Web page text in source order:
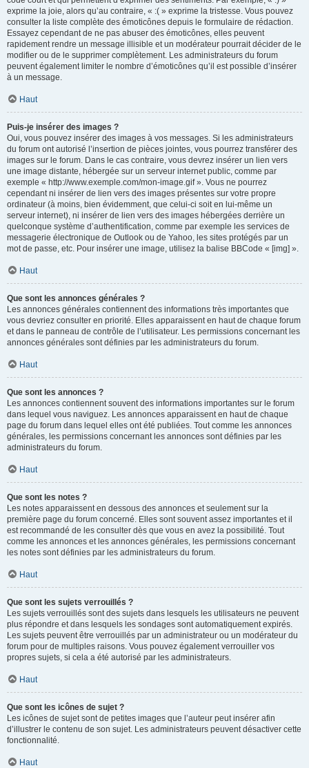
exprime la joie, alors qu’au contraire, « :( » exprime la tristesse. Vous pouvez
consulter la liste complète des émoticônes depuis le formulaire de rédaction.
Essayez cependant de ne pas abuser des émoticônes, elles peuvent
rapidement rendre un message illisible et un modérateur pourrait décider de le
modifier ou de le supprimer complètement. Les administrateurs du forum
peuvent également limiter le nombre d’émoticônes qu’il est possible d’insérer
à un message.
Haut
Puis-je insérer des images ?
Oui, vous pouvez insérer des images à vos messages. Si les administrateurs
du forum ont autorisé l’insertion de pièces jointes, vous pourrez transférer des
images sur le forum. Dans le cas contraire, vous devrez insérer un lien vers
une image distante, hébergée sur un serveur internet public, comme par
exemple « http://www.exemple.com/mon-image.gif ». Vous ne pourrez
cependant ni insérer de lien vers des images présentes sur votre propre
ordinateur (à moins, bien évidemment, que celui-ci soit en lui-même un
serveur internet), ni insérer de lien vers des images hébergées derrière un
quelconque système d’authentification, comme par exemple les services de
messagerie électronique de Outlook ou de Yahoo, les sites protégés par un
mot de passe, etc. Pour insérer une image, utilisez la balise BBCode « [img] ».
Haut
Que sont les annonces générales ?
Les annonces générales contiennent des informations très importantes que
vous devriez consulter en priorité. Elles apparaissent en haut de chaque forum
et dans le panneau de contrôle de l’utilisateur. Les permissions concernant les
annonces générales sont définies par les administrateurs du forum.
Haut
Que sont les annonces ?
Les annonces contiennent souvent des informations importantes sur le forum
dans lequel vous naviguez. Les annonces apparaissent en haut de chaque
page du forum dans lequel elles ont été publiées. Tout comme les annonces
générales, les permissions concernant les annonces sont définies par les
administrateurs du forum.
Haut
Que sont les notes ?
Les notes apparaissent en dessous des annonces et seulement sur la
première page du forum concerné. Elles sont souvent assez importantes et il
est recommandé de les consulter dès que vous en avez la possibilité. Tout
comme les annonces et les annonces générales, les permissions concernant
les notes sont définies par les administrateurs du forum.
Haut
Que sont les sujets verrouillés ?
Les sujets verrouillés sont des sujets dans lesquels les utilisateurs ne peuvent
plus répondre et dans lesquels les sondages sont automatiquement expirés.
Les sujets peuvent être verrouillés par un administrateur ou un modérateur du
forum pour de multiples raisons. Vous pouvez également verrouiller vos
propres sujets, si cela a été autorisé par les administrateurs.
Haut
Que sont les icônes de sujet ?
Les icônes de sujet sont de petites images que l’auteur peut insérer afin
d’illustrer le contenu de son sujet. Les administrateurs peuvent désactiver cette
fonctionnalité.
Haut